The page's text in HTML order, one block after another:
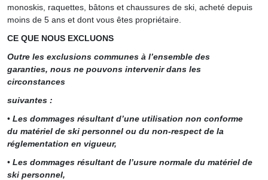
monoskis, raquettes, bâtons et chaussures de ski, acheté depuis
moins de 5 ans et dont vous êtes propriétaire.
CE QUE NOUS EXCLUONS
Outre les exclusions communes à l’ensemble des
garanties, nous ne pouvons intervenir dans les
circonstances
suivantes :
• Les dommages résultant d’une utilisation non conforme
du matériel de ski personnel ou du non-respect de la
réglementation en vigueur,
• Les dommages résultant de l’usure normale du matériel de
ski personnel,